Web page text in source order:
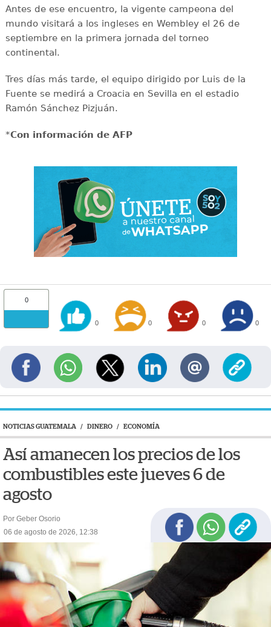
Antes de ese encuentro, la vigente campeona del
mundo visitará a los ingleses en Wembley el 26 de
septiembre en la primera jornada del torneo
continental.
Tres días más tarde, el equipo dirigido por Luis de la
Fuente se medirá a Croacia en Sevilla en el estadio
Ramón Sánchez Pizjuán.
*Con información de AFP
0
0 0 0 0
NOTICIAS GUATEMALA / DINERO / ECONOMÍA
Así amanecen los precios de los
combustibles este jueves 6 de
agosto
Por Geber Osorio
06 de agosto de 2026, 12:38